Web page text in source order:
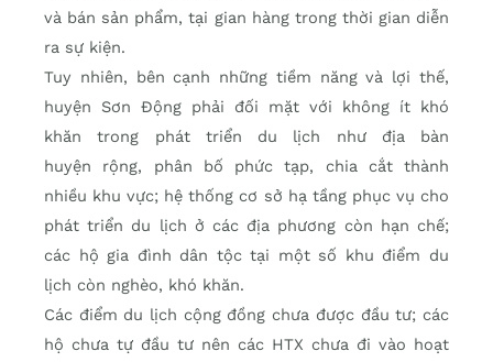
và bán sản phẩm, tại gian hàng trong thời gian diễn
ra sự kiện.
Tuy nhiên, bên cạnh những tiềm năng và lợi thế,
huyện Sơn Động phải đối mặt với không ít khó
khăn trong phát triển du lịch như địa bàn
huyện rộng, phân bố phức tạp, chia cắt thành
nhiều khu vực; hệ thống cơ sở hạ tầng phục vụ cho
phát triển du lịch ở các địa phương còn hạn chế;
các hộ gia đình dân tộc tại một số khu điểm du
lịch còn nghèo, khó khăn.
Các điểm du lịch cộng đồng chưa được đầu tư; các
hộ chưa tự đầu tư nên các HTX chưa đi vào hoạt